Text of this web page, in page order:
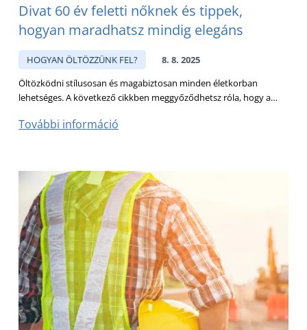
Divat 60 év feletti nőknek és tippek,
hogyan maradhatsz mindig elegáns
HOGYAN ÖLTÖZZÜNK FEL?
8. 8. 2025
Öltözködni stílusosan és magabiztosan minden életkorban
lehetséges. A következő cikkben meggyőződhetsz róla, hogy a…
További információ